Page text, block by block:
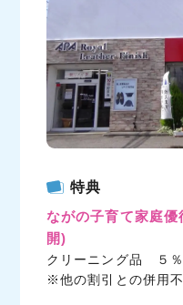
o
o
k
e
r
特典
ながの子育て家庭
開)
クリーニング品 ５
※他の割引との併用